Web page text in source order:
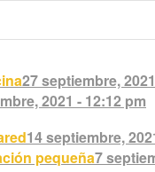
27 septiembre,
2021 - 12:12 pm
14 septiembre,
pequeña7